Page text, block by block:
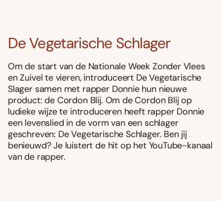
De Vegetarische Schlager
Om de start van de Nationale Week Zonder Vlees
en Zuivel te vieren, introduceert De Vegetarische
Slager samen met rapper Donnie hun nieuwe
product: de Cordon Blij. Om de Cordon Blij op
ludieke wijze te introduceren heeft rapper Donnie
een levenslied in de vorm van een schlager
geschreven: De Vegetarische Schlager. Ben jij
benieuwd? Je luistert de hit op het YouTube-kanaal
van de rapper.